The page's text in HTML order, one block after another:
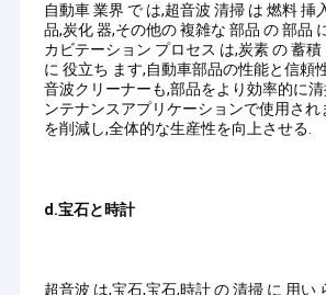
自動車 業界 で は,超音波 清掃 は 燃料 挿
品,炭化 器,その他の 複雑な 部品 の 部品
カビテーション プロセス は,炭素 の 蓄積
に 役立ち ます,自動車部品の性能と信頼
音波クリーナーも,部品をより効率的に
ンテナンスアプリケーションで使用され
を削減し,全体的な生産性を向上させる.
d.宝石と時計
超音波 は,宝石,宝石,時計 の 清掃 に 用い